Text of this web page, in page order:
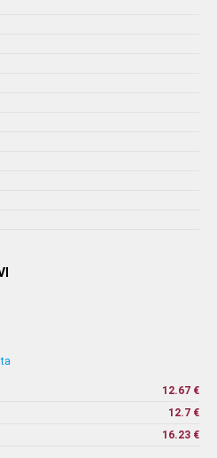
12.67 €
12.7 €
16.23 €